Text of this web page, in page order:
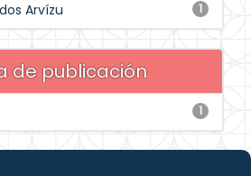
1
Arvízu
de publicación
1